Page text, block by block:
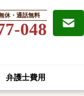
休・通話無料
048
弁護士費用